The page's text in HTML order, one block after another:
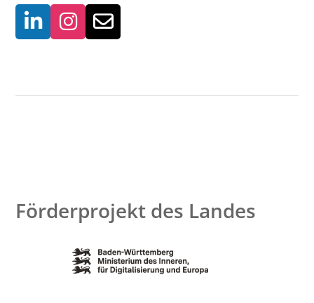
Förderprojekt des Landes